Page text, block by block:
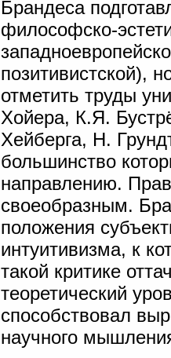
Брандеса
философско-
позитивистской),
отметить труды
Хойера, К.Я.
Хейберга, Н.
большинство
направлению.
своеобразным.
положения
интуитивизма, к
такой критике
теоретический
способствовал
научного